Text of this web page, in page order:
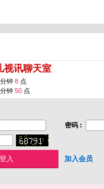
视讯聊天室
钟 8 点
钟 50 点
密码 :
加入会员